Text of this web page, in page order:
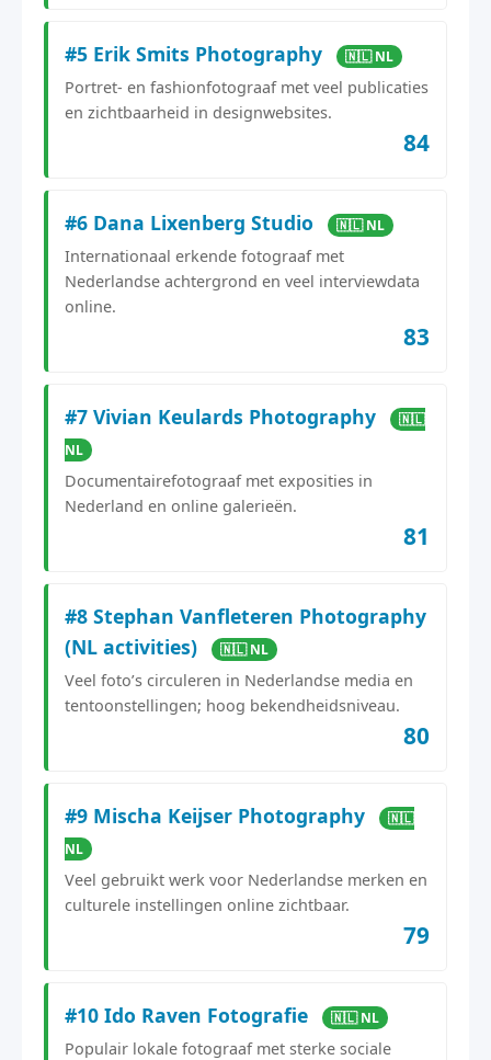
#5 Erik Smits Photography 🇳🇱 NL
Portret- en fashionfotograaf met veel publicaties
en zichtbaarheid in designwebsites.
84
#6 Dana Lixenberg Studio 🇳🇱 NL
Internationaal erkende fotograaf met
Nederlandse achtergrond en veel interviewdata
online.
83
#7 Vivian Keulards Photography
🇳🇱
NL
Documentairefotograaf met exposities in
Nederland en online galerieën.
81
#8 Stephan Vanfleteren Photography
(NL activities)
🇳🇱 NL
Veel foto’s circuleren in Nederlandse media en
tentoonstellingen; hoog bekendheidsniveau.
80
#9 Mischa Keijser Photography
🇳🇱
NL
Veel gebruikt werk voor Nederlandse merken en
culturele instellingen online zichtbaar.
79
#10 Ido Raven Fotografie 🇳🇱 NL
Populair lokale fotograaf met sterke sociale